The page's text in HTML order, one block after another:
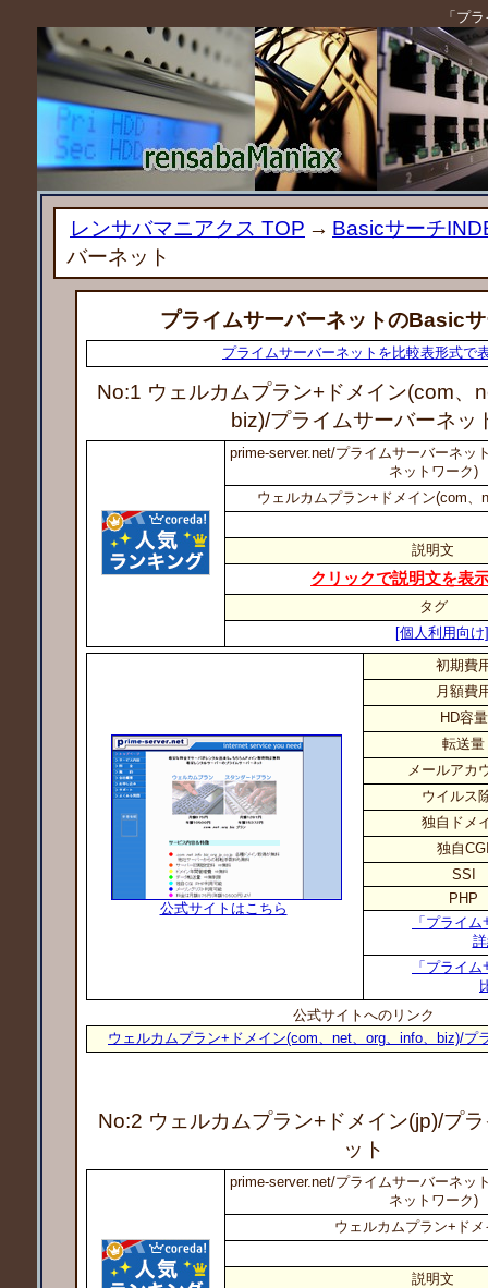
「プ
レンサバマニアクス TOP → Basicサーチ
バーネット
プライムサーバーネットのBasic
プライムサーバーネットを比較表形式で
No:1 ウェルカムプラン+ドメイン(com、
biz)/プライムサーバーネッ
prime-server.net/プライムサーバーネッ
ネットワーク)
ウェルカムプラン+ドメイン(com、
説明文
クリックで説明文を表
タグ
[個人利用向け]
公式サイトはこちら
初期費
月額費
HD容量
転送量
メールアカ
ウイルス
独自ドメ
独自
SSI
PHP
「プライ
「プライ
公式サイトへのリンク
ウェルカムプラン+ドメイン(com、net、org、info、biz)/プ
No:2 ウェルカムプラン+ドメイン(jp)/プ
ット
prime-server.net/プライムサーバーネッ
ネットワーク)
ウェルカムプラン+ドメ
説明文